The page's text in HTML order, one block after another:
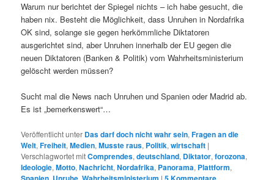
Warum nur berichtet der Spiegel nichts – ich habe gesucht, die
haben nix. Besteht die Möglichkeit, dass Unruhen in Nordafrika
OK sind, solange sie gegen herkömmliche Diktatoren
ausgerichtet sind, aber Unruhen innerhalb der EU gegen die
neuen Diktatoren (Banken & Politik) vom Wahrheitsministerium
gelöscht werden müssen?
Sucht mal die News nach Unruhen und Spanien oder Madrid ab.
Es ist „bemerkenswert“…
Veröffentlicht unter Das darf doch nicht wahr sein,Fragen an die
Welt,Freiheit,Medien,Musste raus, Politik,wirtschaft |
Verschlagwortet mitComprendes,deutschland, Diktator,forozona,
Ideologie,Motto,Nachricht,Nordafrika, Panorama, Plattform,
, , |